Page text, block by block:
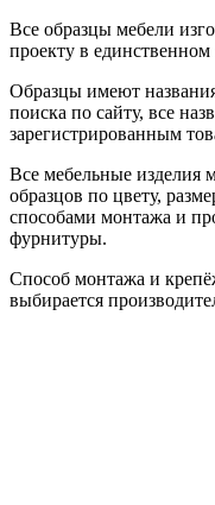
Все образцы мебели
проекту в единственном
Образцы имеют
поиска по сайту, все
зарегистрированным
Все мебельные изделия
образцов по цвету,
способами монтажа и
фурнитуры.
Способ монтажа и
выбирается